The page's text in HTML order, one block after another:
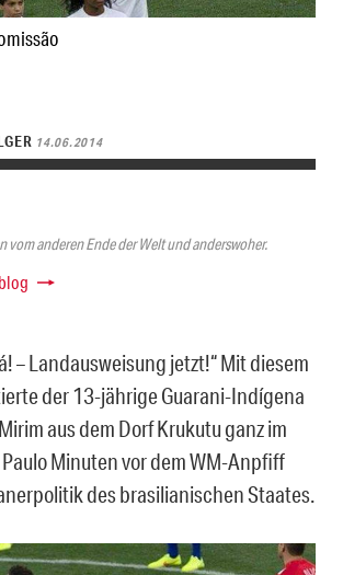
14.06.2014
vom anderen Ende der Welt und anderswoher.
– Landausweisung jetzt!“ Mit diesem
der 13-jährige Guarani-Indígena
aus dem Dorf Krukutu ganz im
Minuten vor dem WM-Anpfiff
des brasilianischen Staates.